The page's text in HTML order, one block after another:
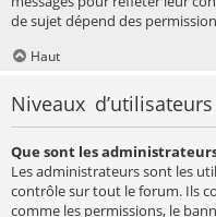
de sujet dépend des
Haut
Niveaux
Que sont les
Les administrateurs sont les
contrôle sur tout le forum. Ils
comme les permissions, le